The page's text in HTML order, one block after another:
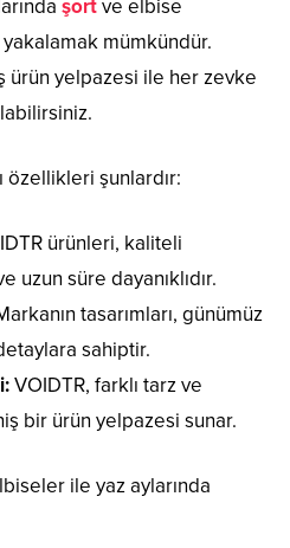
şortve elbise
yakalamak mümkündür.
ürün yelpazesi ile her zevke
özellikleri şunlardır:
ürünleri, kaliteli
süre dayanıklıdır.
tasarımları, günümüz
sahiptir.
VOIDTR, farklı tarz ve
bir ürün yelpazesi sunar.
ile yaz aylarında